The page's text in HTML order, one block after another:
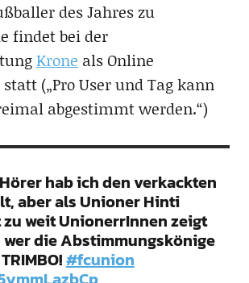
des Jahres zu
findet bei der
Krone als Online
(„Pro User und Tag kann
abgestimmt werden.“)
hab ich den verkackten
aber als Unioner Hinti
weit UnionerrInnen zeigt
wer die Abstimmungskönige
#fcunion